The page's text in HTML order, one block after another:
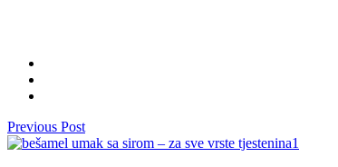
Previous Post